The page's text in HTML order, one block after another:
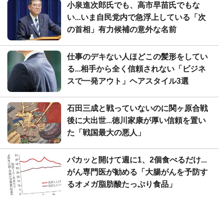
小泉進次郎氏でも、高市早苗氏でもな
い...いま自民党内で急浮上している「次
の首相」有力候補の意外な名前
仕事のデキない人ほどこの髪形をしてい
る...相手から全く信頼されない「ビジネ
スで一発アウト」ヘアスタイル3選
石田三成と戦っていないのに関ヶ原合戦
後に大出世...徳川家康が厚い信頼を置い
た「戦国最大の悪人」
パカッと開けて週に1、2個食べるだけ...
がん専門医が勧める「大腸がんを予防す
るオメガ脂肪酸たっぷり食品」